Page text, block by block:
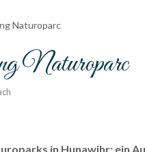
Naturoparc
Naturoparc
in Hunawihr: ein